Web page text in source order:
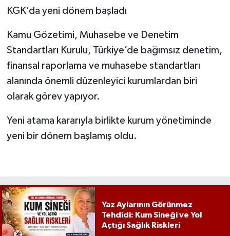
KGK’da yeni dönem başladı
Kamu Gözetimi, Muhasebe ve Denetim
Standartları Kurulu, Türkiye’de bağımsız denetim,
finansal raporlama ve muhasebe standartları
alanında önemli düzenleyici kurumlardan biri
olarak görev yapıyor.
Yeni atama kararıyla birlikte kurum yönetiminde
yeni bir dönem başlamış oldu.
Yaz Aylarının Görünmez
Tehdidi: Kum Sineği ve Yol
Açtığı Sağlık Riskleri